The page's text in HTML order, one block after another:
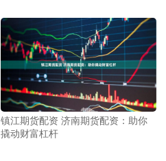
镇江期货配资 济南期货配资：助你
撬动财富杠杆